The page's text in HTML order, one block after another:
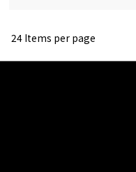
24 Items per page